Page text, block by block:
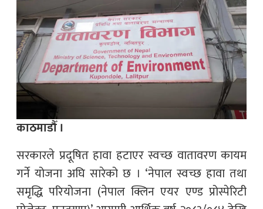
काठमाडौँ ।
सरकारले प्रदूषित हावा हटाएर स्वच्छ वातावरण कायम
गर्ने योजना अघि सारेको छ । ‘नेपाल स्वच्छ हावा तथा
समृद्धि परियोजना (नेपाल क्लिन एयर एण्ड प्रोस्पेरिटी